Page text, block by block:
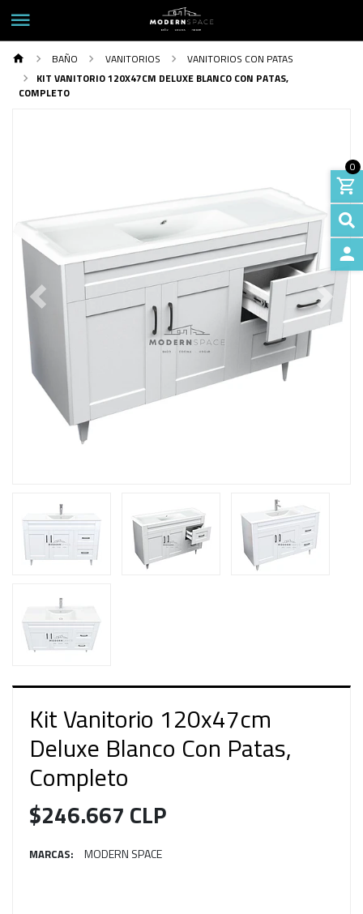
0
BAÑO VANITORIOS
VANITORIOS CON PATAS
KIT VANITORIO 120X47CM DELUXE BLANCO CON PATAS,
COMPLETO
Previous Next
Kit Vanitorio 120x47cm
Deluxe Blanco Con Patas,
Completo
$246.667 CLP
MARCAS: MODERN SPACE